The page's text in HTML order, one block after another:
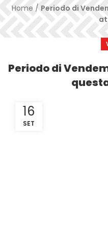
Home / Periodo di
Periodo di
16
SET